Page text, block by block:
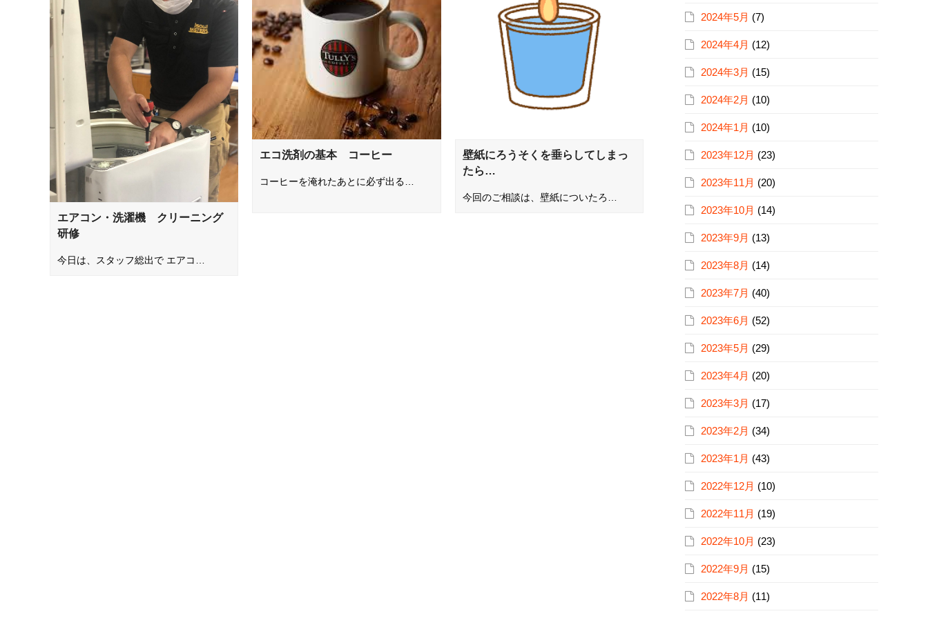
エアコン・洗濯機 クリーニング
研修
今日は、スタッフ総出で エアコ…
エコ洗剤の基本 コーヒー
コーヒーを淹れたあとに必ず出る…
壁紙にろうそくを垂らしてしまっ
たら…
今回のご相談は、壁紙についたろ…
2024年5月 (7)
2024年4月 (12)
2024年3月 (15)
2024年2月 (10)
2024年1月 (10)
2023年12月 (23)
2023年11月 (20)
2023年10月 (14)
2023年9月 (13)
2023年8月 (14)
2023年7月 (40)
2023年6月 (52)
2023年5月 (29)
2023年4月 (20)
2023年3月 (17)
2023年2月 (34)
2023年1月 (43)
2022年12月 (10)
2022年11月 (19)
2022年10月 (23)
2022年9月 (15)
2022年8月 (11)